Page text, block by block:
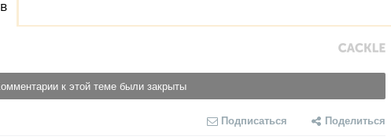
к этой теме были закрыты
Подписаться Поделиться